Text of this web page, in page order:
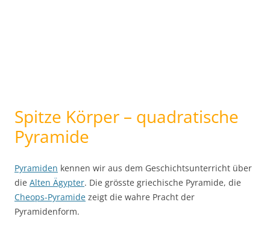
Spitze Körper – quadratische
Pyramide
Pyramiden kennen wir aus dem Geschichtsunterricht über
die Alten Ägypter. Die grösste griechische Pyramide, die
Cheops-Pyramide zeigt die wahre Pracht der
Pyramidenform.